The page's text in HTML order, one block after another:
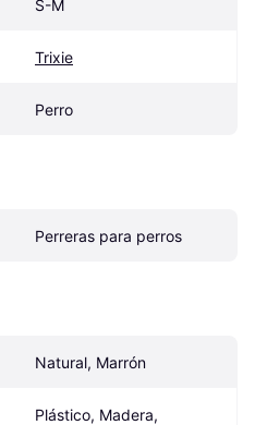
S-M
Trixie
Perro
Perreras para perros
Natural, Marrón
Plástico, Madera,